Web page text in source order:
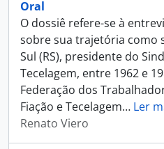
Oral
O dossiê refere-se à
sobre sua trajetória como
Sul (RS), presidente do
Tecelagem, entre 1962 e
Federação dos
Fiação e Tecelagem… Ler
Renato Viero